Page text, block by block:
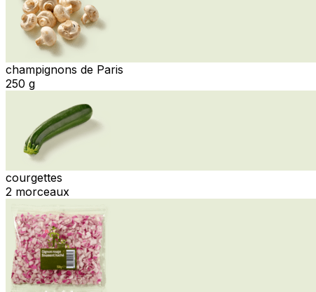
champignons de Paris
250 g
courgettes
2 morceaux